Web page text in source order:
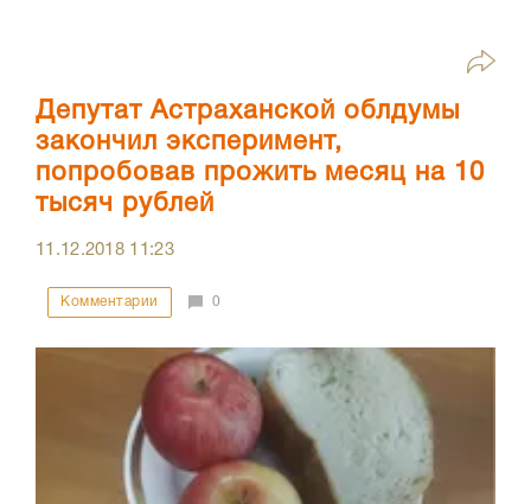
Депутат Астраханской облдумы
закончил эксперимент,
попробовав прожить месяц на 10
тысяч рублей
11.12.2018 11:23
Комментарии 0